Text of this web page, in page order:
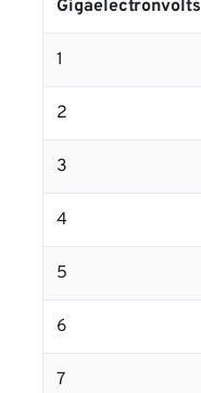
Gigaelectronvolts
1
2
3
4
5
6
7